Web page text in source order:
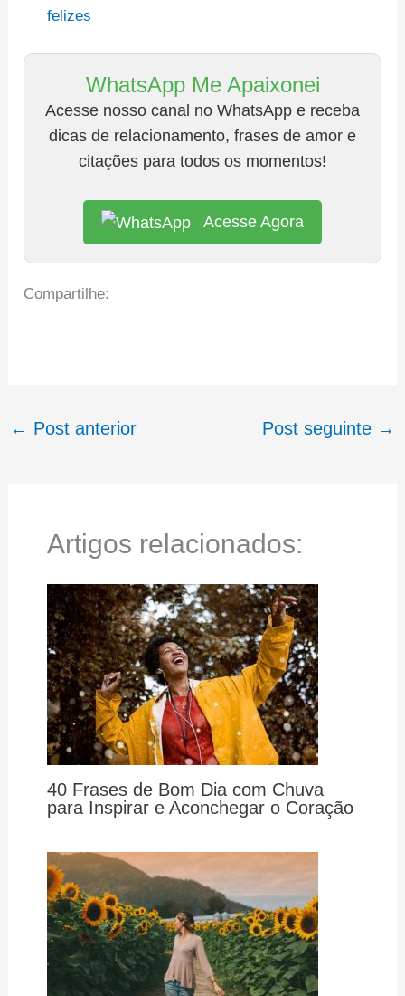
felizes
WhatsApp Me Apaixonei
Acesse nosso canal no WhatsApp e receba
dicas de relacionamento, frases de amor e
citações para todos os momentos!
Acesse Agora
Compartilhe:
← Post anterior Post seguinte →
Artigos relacionados:
40 Frases de Bom Dia com Chuva
para Inspirar e Aconchegar o Coração